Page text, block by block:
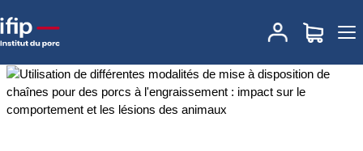
Accueil
Utilisation de différentes modalités de
mise à disposition de chaînes pour des porcs à l'engraissement :